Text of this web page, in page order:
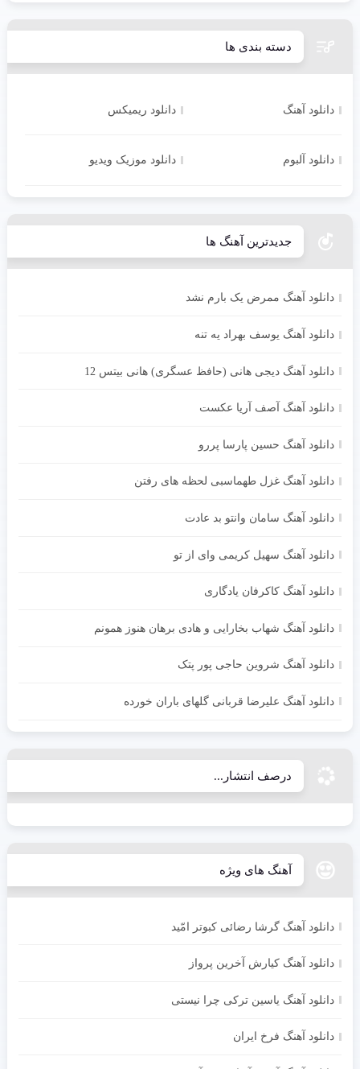
دسته بندی ها
دانلود آهنگ دانلود ریمیکس
دانلود آلبوم دانلود موزیک ویدیو
جدیدترین آهنگ ها
دانلود آهنگ ممرض یک بارم نشد
دانلود آهنگ یوسف بهراد یه تنه
دانلود آهنگ دیجی هانی (حافظ عسگری) هانی بیتس 12
دانلود آهنگ آصف آریا عکست
دانلود آهنگ حسین پارسا پررو
دانلود آهنگ غزل طهماسبی لحظه های رفتن
دانلود آهنگ سامان وانتو بد عادت
دانلود آهنگ سهیل کریمی وای از تو
دانلود آهنگ کاکرفان یادگاری
دانلود آهنگ شهاب بخارایی و هادی برهان هنوز همونم
دانلود آهنگ شروین حاجی پور پتک
دانلود آهنگ علیرضا قربانی گلهای باران خورده
درصف انتشار...
آهنگ های ویژه
دانلود آهنگ گرشا رضائی کبوتر امّید
دانلود آهنگ کیارش آخرین پرواز
دانلود آهنگ یاسین ترکی چرا نیستی
دانلود آهنگ فرخ ایران